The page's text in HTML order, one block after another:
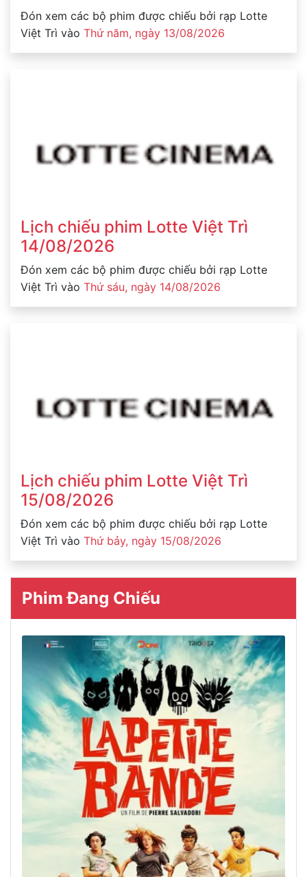
Đón xem các bộ phim được chiếu bởi rạp Lotte
Việt Trì vào Thứ năm, ngày 13/08/2026
Lịch chiếu phim Lotte Việt Trì
14/08/2026
Đón xem các bộ phim được chiếu bởi rạp Lotte
Việt Trì vào Thứ sáu, ngày 14/08/2026
Lịch chiếu phim Lotte Việt Trì
15/08/2026
Đón xem các bộ phim được chiếu bởi rạp Lotte
Việt Trì vào Thứ bảy, ngày 15/08/2026
Phim Đang Chiếu